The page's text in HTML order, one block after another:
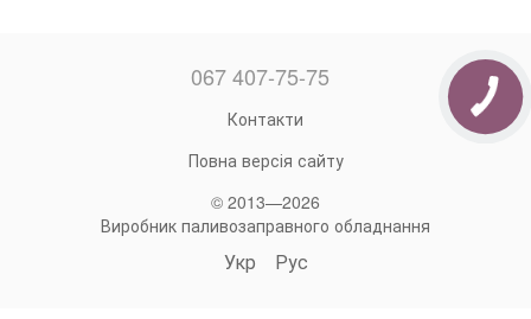
067 407-75-75
Контакти
Повна версія сайту
© 2013—2026
Виробник паливозаправного обладнання
Укр Рус